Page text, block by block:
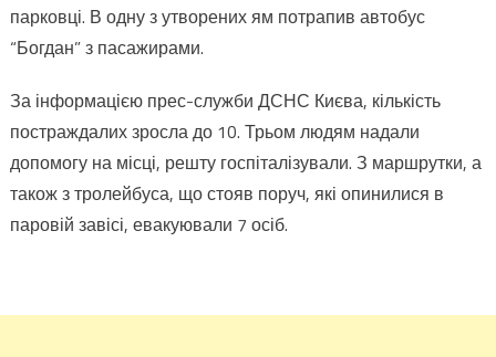
парковці. В одну з утворених ям потрапив автобус
“Богдан” з пасажирами.
За інформацією прес-служби ДСНС Києва, кількість
постраждалих зросла до 10. Трьом людям надали
допомогу на місці, решту госпіталізували. З маршрутки, а
також з тролейбуса, що стояв поруч, які опинилися в
паровій завісі, евакуювали 7 осіб.